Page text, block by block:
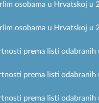
osobama u Hrvatskoj u
osobama u Hrvatskoj u
prema listi odabranih
prema listi odabranih
prema listi odabranih